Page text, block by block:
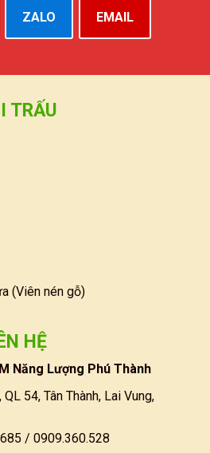
ZALO EMAIL
TRẤU
(Viên nén gỗ)
HỆ
Năng Lượng Phú Thành
54, Tân Thành, Lai Vung,
/ 0909.360.528